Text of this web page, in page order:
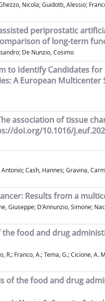
Nicola; Guidotti, Alessio;
periprostatic
of long-term
De Nunzio, Cosimo
to Identify Candidates
A European Multicenter
association of tissue
doi.org/10.1016/
Cash, Hannes; Gravina,
Results from a
Giuseppe; D'Annunzio, Simone;
food and drug
Franco, A.; Tema, G.; Cicione,
the food and drug